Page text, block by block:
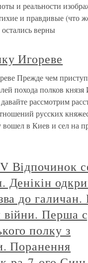
и реальности
и правдивые (что
верны
Игореве
Прежде чем
похода полков князя
рассмотрим
русских
в Киев и сел на
Відпочинок
до галичан.
Перша
полку з
Поранення